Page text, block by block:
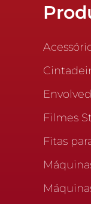
Filmes
Fitas